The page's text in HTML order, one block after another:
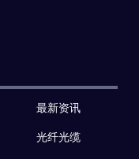
最新资讯
光纤光缆